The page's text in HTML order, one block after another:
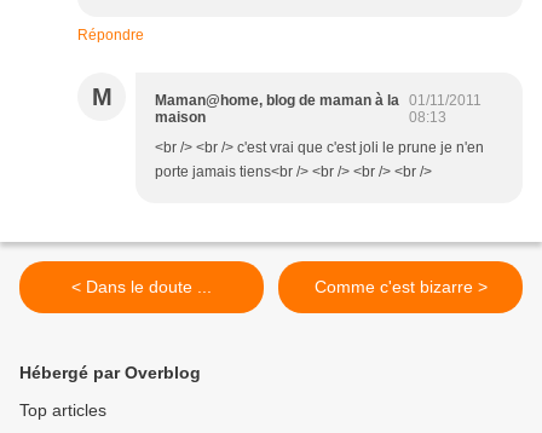
Répondre
M
Maman@home, blog de maman à la
maison
01/11/2011
08:13
<br /> <br /> c'est vrai que c'est joli le prune je n'en
porte jamais tiens<br /> <br /> <br /> <br />
< Dans le doute ... Comme c'est bizarre >
Hébergé par Overblog
Top articles